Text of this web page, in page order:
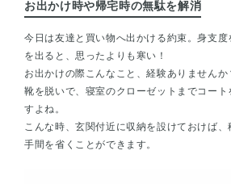
お出かけ時や帰宅時の無駄を解消
今日は友達と買い物へ出かける約束。身支
を出ると、思ったよりも寒い！
お出かけの際こんなこと、経験ありませんか
靴を脱いで、寝室のクローゼットまでコー
すよね。
こんな時、玄関付近に収納を設けておけば、
手間を省くことができます。